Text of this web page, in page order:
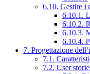
6.10. Gestire i
6.10.1.
6.10.2.
6.10.3.
6.10.4.
7. Progettazione
7.1.
7.2. User